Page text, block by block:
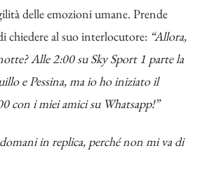
delle emozioni umane. Prende
chiedere al suo interlocutore: “Allora,
Alle 2:00 su Sky Sport 1 parte la
e Pessina, ma io ho iniziato il
con i miei amici su Whatsapp!”
in replica, perché non mi va di